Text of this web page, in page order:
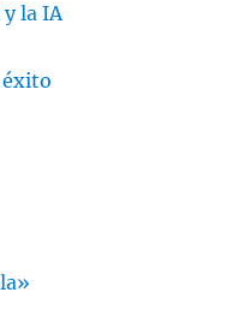
la IA
éxito